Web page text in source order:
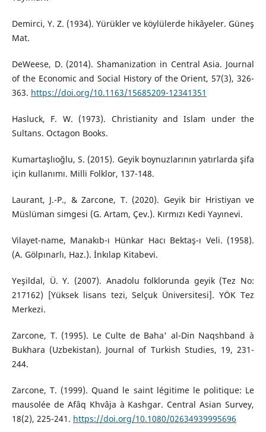
Demirci, Y. Z. (1934). Yürükler ve köylülerde hikâyeler. Güneş
Mat.
DeWeese, D. (2014). Shamanization in Central Asia. Journal
of the Economic and Social History of the Orient, 57(3), 326-
363. https://doi.org/10.1163/15685209-12341351
Hasluck, F. W. (1973). Christianity and Islam under the
Sultans. Octagon Books.
Kumartaşlıoğlu, S. (2015). Geyik boynuzlarının yatırlarda şifa
için kullanımı. Milli Folklor, 137-148.
Laurant, J.-P., & Zarcone, T. (2020). Geyik bir Hristiyan ve
Müslüman simgesi (G. Artam, Çev.). Kırmızı Kedi Yayınevi.
Vilayet-name, Manakıb-ı Hünkar Hacı Bektaş-ı Veli. (1958).
(A. Gölpınarlı, Haz.). İnkılap Kitabevi.
Yeşildal, Ü. Y. (2007). Anadolu folklorunda geyik (Tez No:
217162) [Yüksek lisans tezi, Selçuk Üniversitesi]. YÖK Tez
Merkezi.
Zarcone, T. (1995). Le Culte de Baha' al-Din Naqshband à
Bukhara (Uzbekistan). Journal of Turkish Studies, 19, 231-
244.
Zarcone, T. (1999). Quand le saint légitime le politique: Le
mausolée de Afâq Khvâja à Kashgar. Central Asian Survey,
18(2), 225-241. https://doi.org/10.1080/02634939995696